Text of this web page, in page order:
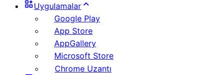
Uygulamalar
Google Play
App Store
AppGallery
Microsoft Store
Chrome Uzantı